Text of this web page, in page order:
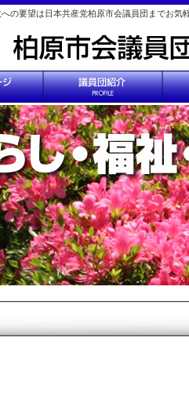
への要望は日本共産党柏原市会議員団までお気